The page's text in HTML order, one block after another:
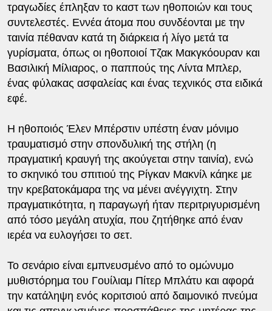
τραγωδίες έπληξαν το καστ των ηθοποιών και τους
συντελεστές. Εννέα άτομα που συνδέονται με την
ταινία πέθαναν κατά τη διάρκεια ή λίγο μετά τα
γυρίσματα, όπως οι ηθοποιοί Τζακ Μακγκόουραν και
Βασιλική Μίλιαρος, ο παππούς της Λίντα Μπλερ,
ένας φύλακας ασφαλείας και ένας τεχνικός στα ειδικά
εφέ.
Η ηθοποιός Έλεν Μπέρστιν υπέστη έναν μόνιμο
τραυματισμό στην σπονδυλική της στήλη (η
πραγματική κραυγή της ακούγεται στην ταινία), ενώ
το σκηνικό του σπιτιού της Ρίγκαν Μακνίλ κάηκε με
την κρεβατοκάμαρα της να μένει ανέγγιχτη. Στην
πραγματικότητα, η παραγωγή ήταν περιτριγυρισμένη
από τόσο μεγάλη ατυχία, που ζητήθηκε από έναν
ιερέα να ευλογήσει το σετ.
Το σενάριο είναι εμπνευσμένο από το ομώνυμο
μυθιστόρημα του Γουίλιαμ Πίτερ Μπλάτυ και αφορά
την κατάληψη ενός κοριτσιού από δαιμονικό πνεύμα